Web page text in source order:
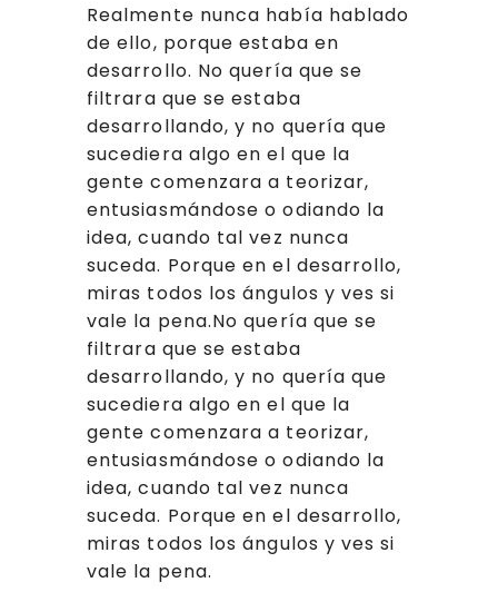
Realmente nunca había hablado
de ello, porque estaba en
desarrollo. No quería que se
filtrara que se estaba
desarrollando, y no quería que
sucediera algo en el que la
gente comenzara a teorizar,
entusiasmándose o odiando la
idea, cuando tal vez nunca
suceda. Porque en el desarrollo,
miras todos los ángulos y ves si
vale la pena.No quería que se
filtrara que se estaba
desarrollando, y no quería que
sucediera algo en el que la
gente comenzara a teorizar,
entusiasmándose o odiando la
idea, cuando tal vez nunca
suceda. Porque en el desarrollo,
miras todos los ángulos y ves si
vale la pena.